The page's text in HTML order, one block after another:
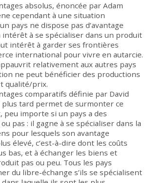
absolus, énoncée par Adam
cependant à une situation
pays ne dispose pas d’avantage
intérêt à se spécialiser dans un produit
intérêt à garder ses frontières
international pour vivre en autarcie.
relativement aux autres pays
ne peut bénéficier des productions
qualité/prix.
comparatifs définie par David
plus tard permet de surmonter ce
peu importe si un pays a des
pas : il gagne à se spécialiser dans la
pour lesquels son avantage
élevé, c’est-à-dire dont les coûts
bas, et à échanger les biens et
pas ou peu. Tous les pays
du libre-échange s’ils se spécialisent